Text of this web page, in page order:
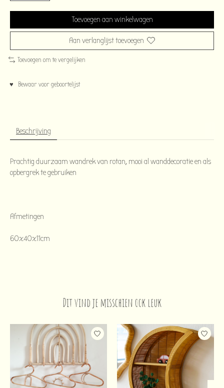
Toevoegen aan winkelwagen
Aan verlanglijst toevoegen
Toevoegen om te vergelijken
♥ Bewaar voor geboortelijst
Beschrijving
Prachtig duurzaam wandrek van rotan, mooi al wanddecoratie en als
opbergrek te gebruiken
Afmetingen
60x40x11cm
Dit vind je misschien ook leuk
Items van productcarrousel